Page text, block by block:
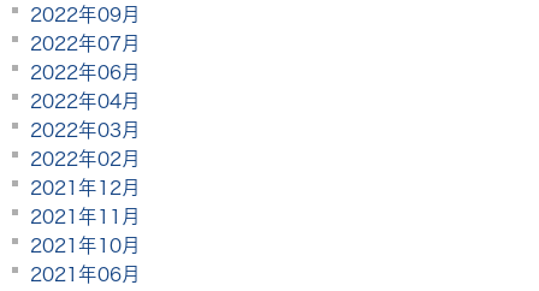
2022年09月
2022年07月
2022年06月
2022年04月
2022年03月
2022年02月
2021年12月
2021年11月
2021年10月
2021年06月